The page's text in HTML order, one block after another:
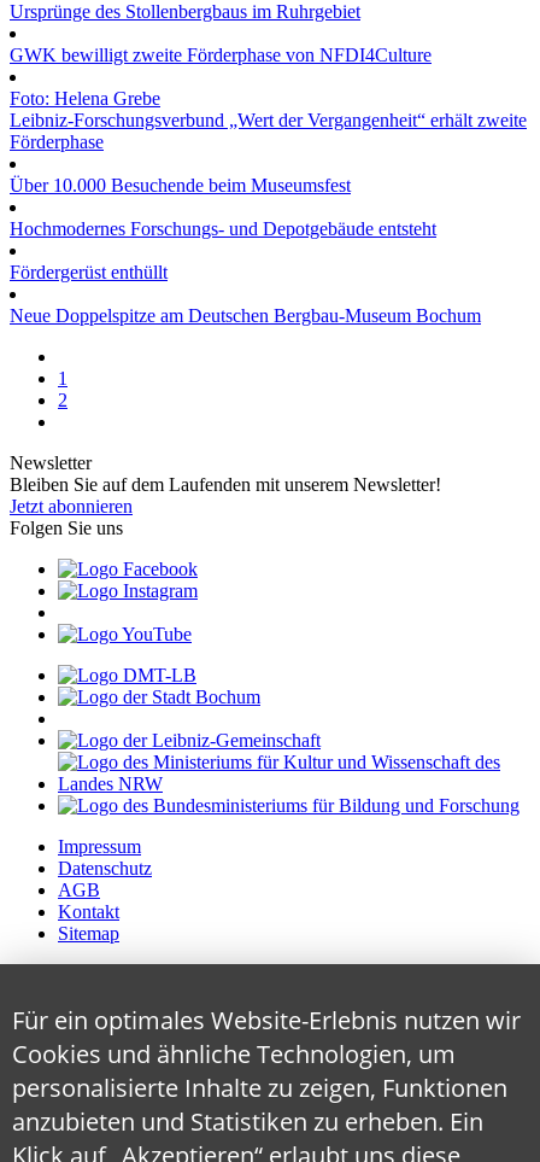
Ursprünge des Stollenbergbaus im Ruhrgebiet
GWK bewilligt zweite Förderphase von NFDI4Culture
Foto: Helena Grebe
Leibniz-Forschungsverbund „Wert der Vergangenheit“ erhält zweite
Förderphase
Über 10.000 Besuchende beim Museumsfest
Hochmodernes Forschungs- und Depotgebäude entsteht
Fördergerüst enthüllt
Neue Doppelspitze am Deutschen Bergbau-Museum Bochum
1
2
Newsletter
Bleiben Sie auf dem Laufenden mit unserem Newsletter!
Jetzt abonnieren
Folgen Sie uns
Impressum
Datenschutz
AGB
Kontakt
Sitemap
Für ein optimales Website-Erlebnis nutzen wir
Cookies und ähnliche Technologien, um
personalisierte Inhalte zu zeigen, Funktionen
anzubieten und Statistiken zu erheben. Ein
Klick auf „Akzeptieren“ erlaubt uns diese